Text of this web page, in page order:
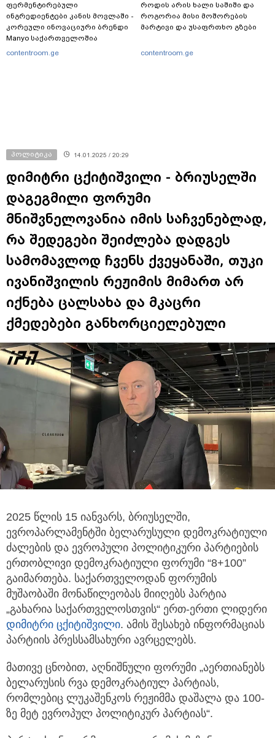
ფერმენტირებული
ინგრედიენტები კანის მოვლაში -
კორეული ინოვაციური ბრენდი
Manyo საქართველოშია
contentroom.ge
როდის არის ხალი საშიში და
როგორია მისი მოშორების
მარტივი და უსაფრთხო გზები
contentroom.ge
პოლიტიკა 14.01.2025 / 20:29
დიმიტრი ცქიტიშვილი - ბრიუსელში
დაგეგმილი ფორუმი
მნიშვნელოვანია იმის საჩვენებლად,
რა შედეგები შეიძლება დადგეს
სამომავლოდ ჩვენს ქვეყანაში, თუკი
ივანიშვილის რეჟიმის მიმართ არ
იქნება ცალსახა და მკაცრი
ქმედებები განხორციელებული
2025 წლის 15 იანვარს, ბრიუსელში,
ევროპარლამენტში ბელარუსული დემოკრატიული
ძალების და ევროპული პოლიტიკური პარტიების
ერთობლივი დემოკრატიული ფორუმი “8+100”
გაიმართება. საქართველოდან ფორუმის
მუშაობაში მონაწილეობას მიიღებს პარტია
„გახარია საქართველოსთვის“ ერთ-ერთი ლიდერი
დიმიტრი ცქიტიშვილი. ამის შესახებ ინფორმაციას
პარტიის პრესსამსახური ავრცელებს.
მათივე ცნობით, აღნიშნული ფორუმი „აერთიანებს
ბელარუსის რვა დემოკრატიულ პარტიას,
რომლებიც ლუკაშენკოს რეჟიმმა დაშალა და 100-
ზე მეტ ევროპულ პოლიტიკურ პარტიას“.